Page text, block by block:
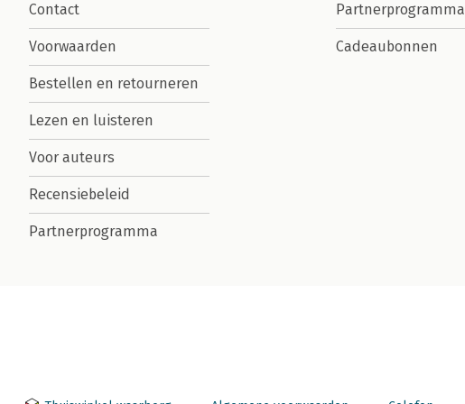
Contact
Voorwaarden
Bestellen en retourneren
Lezen en luisteren
Voor auteurs
Recensiebeleid
Partnerprogramma
Partnerprogramma
Cadeaubonnen